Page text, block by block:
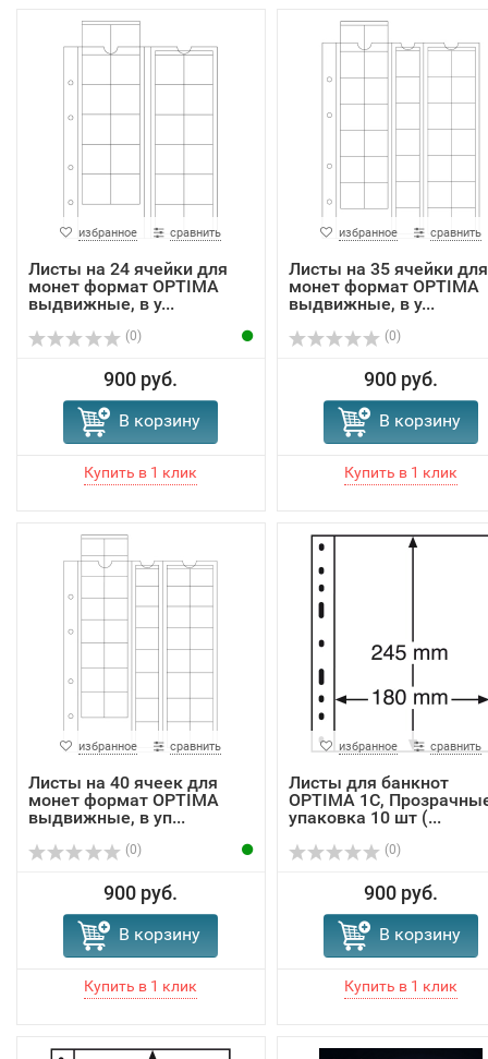
избранное сравнить
Листы на 24 ячейки для
монет формат OPTIMA
выдвижные, в у...
(0)
900 руб.
В корзину
избранное сравнить
Листы на 35 ячейки для
монет формат OPTIMA
выдвижные, в у...
(0)
900 руб.
В корзину
избранное сравнить
Листы на 40 ячеек для
монет формат OPTIMA
выдвижные, в уп...
(0)
900 руб.
В корзину
избранное сравнить
Листы для банкнот
OPTIMA 1C,
упаковка 10 шт (...
(0)
900 руб.
В корзину